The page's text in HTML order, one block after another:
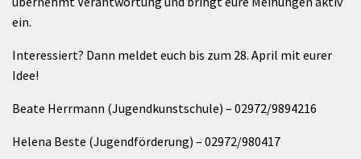
ein.
Interessiert? Dann meldet euch bis zum 28. April mit eurer
Idee!
Beate Herrmann (Jugendkunstschule) – 02972/9894216
Helena Beste (Jugendförderung) – 02972/980417